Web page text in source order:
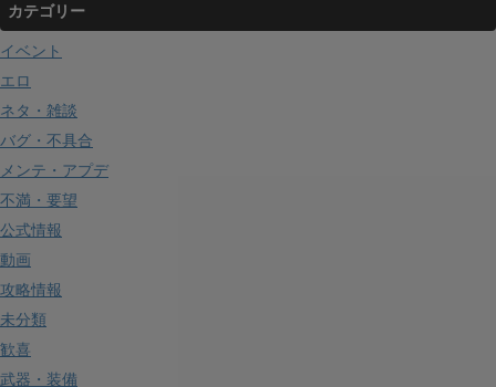
カテゴリー
イベント
エロ
ネタ・雑談
バグ・不具合
メンテ・アプデ
不満・要望
公式情報
動画
攻略情報
未分類
歓喜
武器・装備